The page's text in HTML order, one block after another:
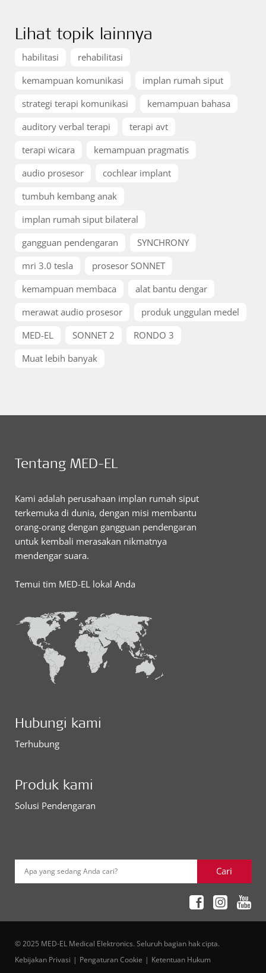
Lihat topik lainnya
habilitasi
rehabilitasi
kemampuan komunikasi
implan rumah siput
strategi terapi komunikasi
kemampuan bahasa
auditory verbal terapi
terapi avt
terapi wicara
kemampuan pragmatis
audio prosesor
cochlear implant
tumbuh kembang anak
implan rumah siput bilateral
gangguan pendengaran
SYNCHRONY
mri 3.0 tesla
prosesor SONNET
kemampuan membaca
alat bantu dengar
merawat audio prosesor
produk unggulan medel
MED-EL
SONNET 2
RONDO 3
Muat lebih banyak
Tentang MED-EL
Kami adalah perusahaan implan rumah siput
terkemuka di dunia, dengan misi membantu
orang-orang dengan gangguan pendengaran
untuk kembali merasakan nikmatnya
mendengar suara.
Temui tim MED-EL lokal Anda
Hubungi kami
Terhubung
Produk kami
Solusi Pendengaran
Apa yang sedang Anda cari? Cari
© 2025 MED-EL Medical Elektronics. Seluruh bagian hak cipta.
Kebijakan Privasi
Pengaturan Cookie Ketentuan Hukum